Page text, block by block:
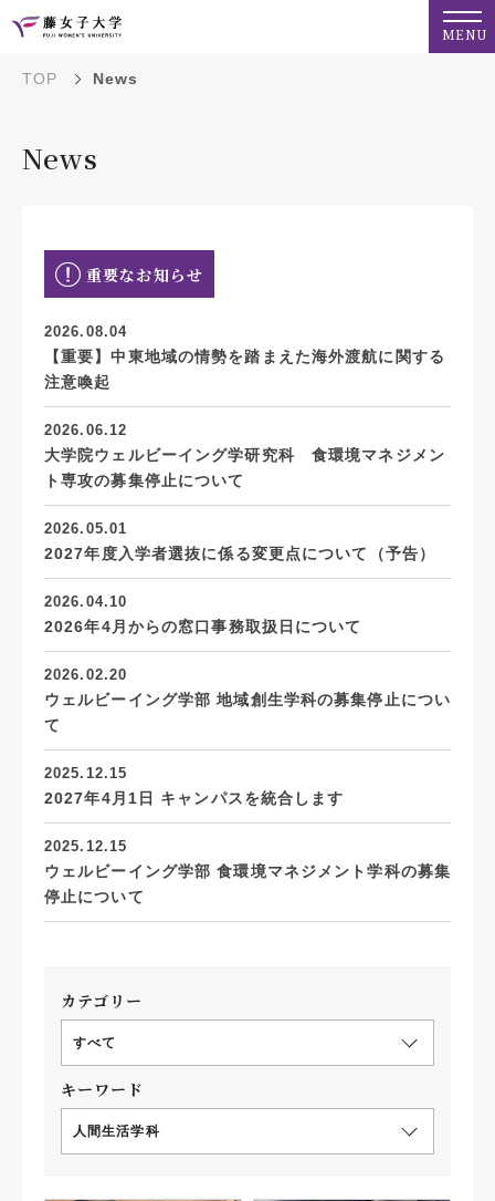
MENU
TOP News
News
重要なお知らせ
2026.08.04
【重要】中東地域の情勢を踏まえた海外渡航に関する
注意喚起
2026.06.12
大学院ウェルビーイング学研究科 食環境マネジメン
ト専攻の募集停止について
2026.05.01
2027年度入学者選抜に係る変更点について（予告）
2026.04.10
2026年4月からの窓口事務取扱日について
2026.02.20
ウェルビーイング学部 地域創生学科の募集停止につい
て
2025.12.15
2027年4月1日 キャンパスを統合します
2025.12.15
ウェルビーイング学部 食環境マネジメント学科の募集
停止について
カテゴリー
すべて
キーワード
人間生活学科